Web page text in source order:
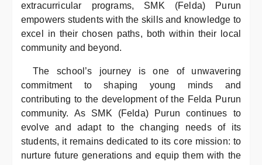
extracurricular programs, SMK (Felda) Purun
empowers students with the skills and knowledge to
excel in their chosen paths, both within their local
community and beyond.
The school’s journey is one of unwavering
commitment to shaping young minds and
contributing to the development of the Felda Purun
community. As SMK (Felda) Purun continues to
evolve and adapt to the changing needs of its
students, it remains dedicated to its core mission: to
nurture future generations and equip them with the